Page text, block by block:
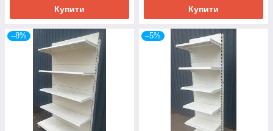
Купити Купити
–8% –5%